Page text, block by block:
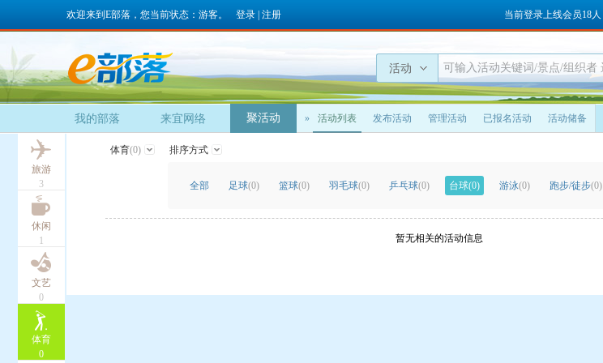
欢迎来到E部落，您当前状态：游客。 登录 注册 当前登录上线会员18人
活动
我的部落 来宜网络 聚活动 » 活动列表 发布活动 管理活动 已报名活动 活动储备
旅游
3
休闲
1
文艺
0
体育
0
体育(0) 排序方式
全部 足球(0) 篮球(0) 羽毛球(0) 乒乓球(0) 台球(0) 游泳(0) 跑步/徒步(0)
暂无相关的活动信息